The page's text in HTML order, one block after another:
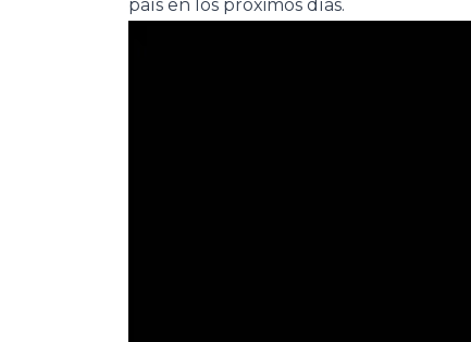
país en los próximos días.